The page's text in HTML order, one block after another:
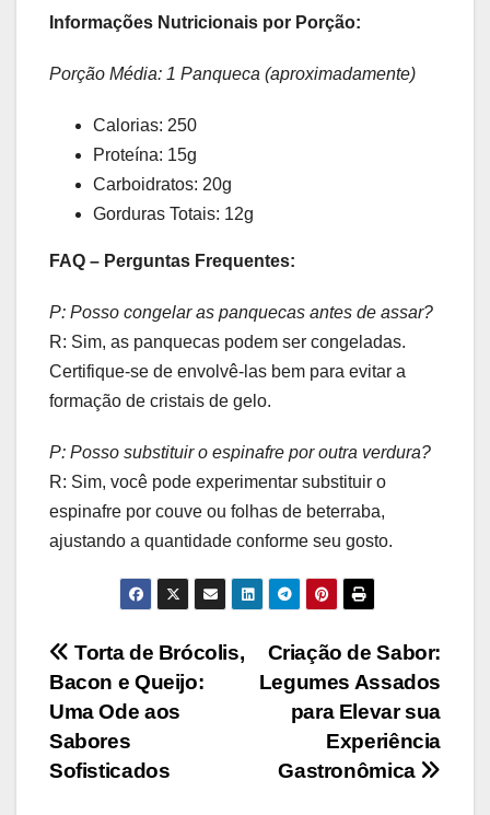
Informações Nutricionais por Porção:
Porção Média: 1 Panqueca (aproximadamente)
Calorias: 250
Proteína: 15g
Carboidratos: 20g
Gorduras Totais: 12g
FAQ – Perguntas Frequentes:
P: Posso congelar as panquecas antes de assar?
R: Sim, as panquecas podem ser congeladas.
Certifique-se de envolvê-las bem para evitar a
formação de cristais de gelo.
P: Posso substituir o espinafre por outra verdura?
R: Sim, você pode experimentar substituir o
espinafre por couve ou folhas de beterraba,
ajustando a quantidade conforme seu gosto.
Navegação
de
Post
Criação de Sabor:
Legumes Assados
para Elevar sua
Experiência
Gastronômica
Torta de Brócolis,
Bacon e Queijo:
Uma Ode aos
Sabores
Sofisticados